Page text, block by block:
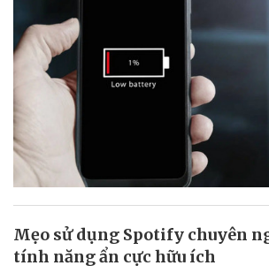
Mẹo sử dụng Spotify chuyên
tính năng ẩn cực hữu ích